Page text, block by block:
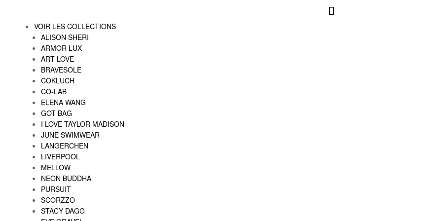
VOIR LES COLLECTIONS
ALISON SHERI
ARMOR LUX
ART LOVE
BRAVESOLE
COKLUCH
CO-LAB
ELENA WANG
GOT BAG
I LOVE TAYLOR MADISON
JUNE SWIMWEAR
LANGERCHEN
LIVERPOOL
MELLOW
NEON BUDDHA
PURSUIT
SCORZZO
STACY DAGG